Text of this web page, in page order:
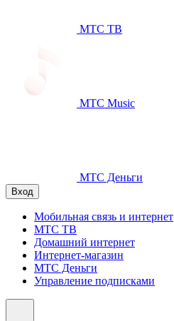
МТС ТВ
МТС Music
МТС Деньги
Вход
Мобильная связь и интернет
МТС ТВ
Домашний интернет
Интернет-магазин
МТС Деньги
Управление подписками